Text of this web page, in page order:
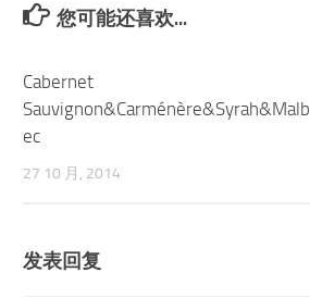
您可能还喜欢...
Cabernet
Sauvignon&Carménère&Syrah&Malb
ec
27 10 月, 2014
发表回复